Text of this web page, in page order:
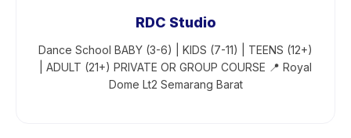
RDC Studio
Dance School BABY (3-6) | KIDS (7-11) | TEENS (12+)
| ADULT (21+) PRIVATE OR GROUP COURSE 📍 Royal
Dome Lt2 Semarang Barat